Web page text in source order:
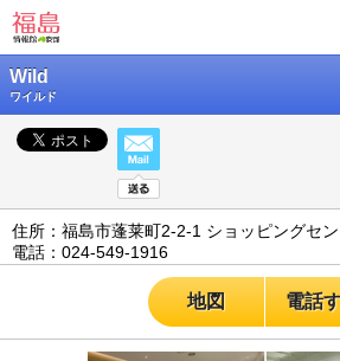
Wild
ワイルド
住所：福島市蓬莱町2-2-1 ショッピングセ
電話：024-549-1916
地図 電話